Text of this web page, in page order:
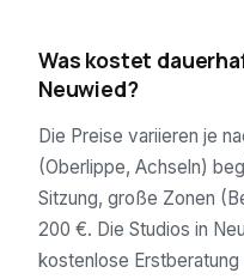
Was kostet
Neuwied?
Die Preise variieren je
(Oberlippe, Achseln)
Sitzung, große Zonen
200 €. Die Studios in
kostenlose Erstberatung